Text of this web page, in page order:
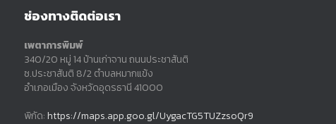
ช่องทางติดต่อเรา
เพตาการพิมพ์
340/20 หมู่ 14 บ้านเก่าจาน ถนนประชาสันติ
ซ.ประชาสันติ 8/2 ตำบลหมากแข้ง
อำเภอเมือง จังหวัดอุดรธานี 41000
พิกัด:https://maps.app.goo.gl/UygacTG5TUZzsoQr9